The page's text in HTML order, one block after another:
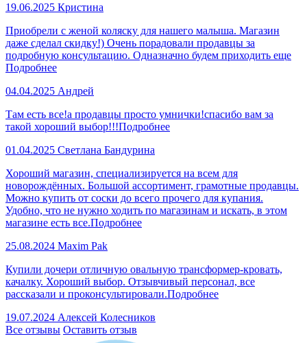
19.06.2025 Кристина
Приобрели с женой коляску для нашего малыша. Магазин
даже сделал скидку!) Очень порадовали продавцы за
подробную консультацию. Одназначно будем приходить еще
Подробнее
04.04.2025 Андрей
Там есть все!а продавцы просто умнички!спасибо вам за
такой хороший выбор!!!Подробнее
01.04.2025 Светлана Бандурина
Хороший магазин, специализируется на всем для
новорождённых. Большой ассортимент, грамотные продавцы.
Можно купить от соски до всего прочего для купания.
Удобно, что не нужно ходить по магазинам и искать, в этом
магазине есть все.Подробнее
25.08.2024 Maxim Pak
Купили дочери отличную овальную трансформер-кровать,
качалку. Хороший выбор. Отзывчивый персонал, все
рассказали и проконсультировали.Подробнее
19.07.2024 Алексей Колесников
Все отзывы Оставить отзыв